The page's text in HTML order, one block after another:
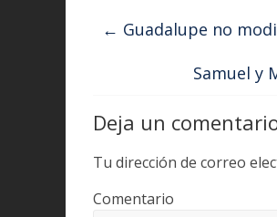
b d
o
l p
ti
← Guadalupe no
Samuel y
Deja un
Tu dirección de correo
Comentario